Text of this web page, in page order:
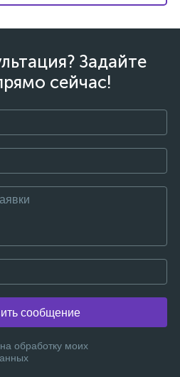
Задайте
сейчас!
сообщение
обработку моих